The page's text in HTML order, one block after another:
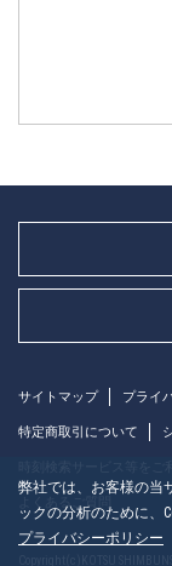
サイトマップ プライ
特定商取引について
よくあるご質問
弊社では、お客様の当
ックの分析のために、
プライバシーポリシー